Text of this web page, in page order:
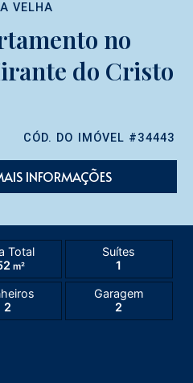
VELHA
no
do Cristo
CÓD. DO IMÓVEL #34443
INFORMAÇÕES
Total
m²
Suítes
1
2
Garagem
2